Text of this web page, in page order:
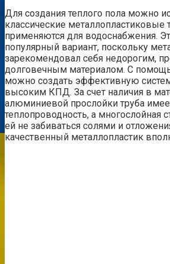
Для создания теплого пола можно
классические металлопластиковые
применяются для водоснабжения.
популярный вариант, поскольку
зарекомендовал себя недорогим,
долговечным материалом. С
можно создать эффективную
высоким КПД. За счет наличия в
алюминиевой прослойки труба
теплопроводность, а многослойная
ей не забиваться солями и
качественный металлопластик